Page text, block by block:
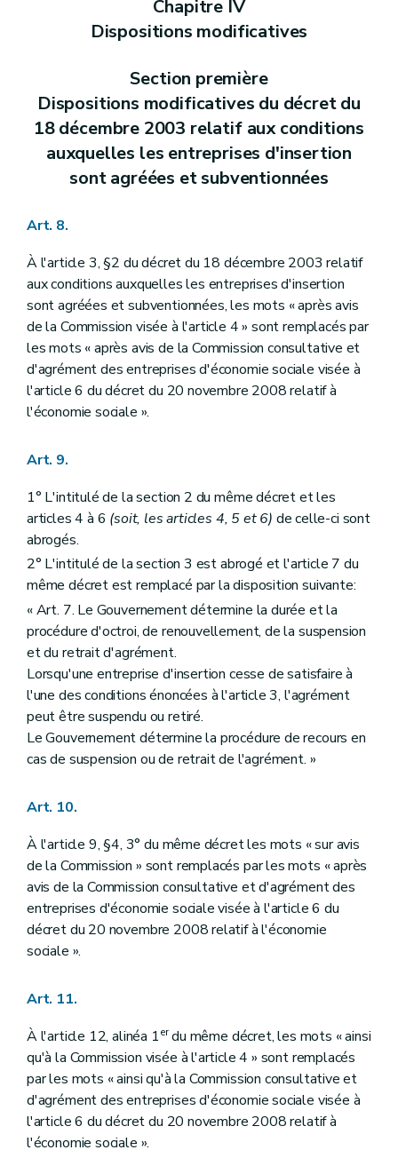
Chapitre IV
Dispositions modificatives
Section première
Dispositions modificatives du décret du
18 décembre 2003 relatif aux conditions
auxquelles les entreprises d'insertion
sont agréées et subventionnées
Art. 8.
À l'article 3, §2 du décret du 18 décembre 2003 relatif
aux conditions auxquelles les entreprises d'insertion
sont agréées et subventionnées, les mots « après avis
de la Commission visée à l'article 4 » sont remplacés par
les mots « après avis de la Commission consultative et
d'agrément des entreprises d'économie sociale visée à
l'article 6 du décret du 20 novembre 2008 relatif à
l'économie sociale ».
Art. 9.
1° L'intitulé de la section 2 du même décret et les
articles 4 à 6 (soit, les articles 4, 5 et 6) de celle-ci sont
abrogés.
2° L'intitulé de la section 3 est abrogé et l'article 7 du
même décret est remplacé par la disposition suivante:
« Art. 7. Le Gouvernement détermine la durée et la
procédure d'octroi, de renouvellement, de la suspension
et du retrait d'agrément.
Lorsqu'une entreprise d'insertion cesse de satisfaire à
l'une des conditions énoncées à l'article 3, l'agrément
peut être suspendu ou retiré.
Le Gouvernement détermine la procédure de recours en
cas de suspension ou de retrait de l'agrément. »
Art. 10.
À l'article 9, §4, 3° du même décret les mots « sur avis
de la Commission » sont remplacés par les mots « après
avis de la Commission consultative et d'agrément des
entreprises d'économie sociale visée à l'article 6 du
décret du 20 novembre 2008 relatif à l'économie
sociale ».
Art. 11.
À l'article 12, alinéa 1erdu même décret, les mots « ainsi
qu'à la Commission visée à l'article 4 » sont remplacés
par les mots « ainsi qu'à la Commission consultative et
d'agrément des entreprises d'économie sociale visée à
l'article 6 du décret du 20 novembre 2008 relatif à
l'économie sociale ».